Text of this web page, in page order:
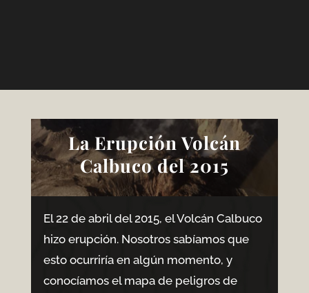
La Erupción Volcán
Calbuco del 2015
El 22 de abril del 2015, el Volcán Calbuco
hizo erupción. Nosotros sabíamos que
esto ocurriría en algún momento, y
conocíamos el mapa de peligros de